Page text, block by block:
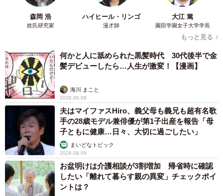
4/4
明治24 年（1891）の木原季四郎編『子供のをしえ』(やまと新聞社)（国
立国会図書館デジタルコレクションから引用）
『子供のをしえ』には食事をとる前のあいさつとして
「『戴きます』とか亦は『頂戴いたします』と云って食べ
るものであります」とあるのですが、これを読んで気付い
森岡 浩
姓氏研究家
ハイヒール・リンゴ
漫才師
大江 篤
園田学園女子大学学長
もっと見る
何かと人に舐められた黒髪時代 30代後半で金
髪デビューしたら…人生が激変！【漫画】
海川 まこと
2026.08.08
夫はマイファスHiro、義父母も義兄も超有名歌
手の28歳モデル兼俳優が第1子出産を報告「母
子ともに健康…日々、大切に過ごしたい」
まいどなトピック
2026.08.08
お盆明けは介護相談が3割増加 帰省時に確認
したい「離れて暮らす親の異変」チェックポイ
ントは？